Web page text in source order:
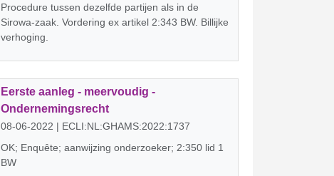
Procedure tussen dezelfde partijen als in de
Sirowa-zaak. Vordering ex artikel 2:343 BW. Billijke
verhoging.
Eerste aanleg - meervoudig -
Ondernemingsrecht
08-06-2022 | ECLI:NL:GHAMS:2022:1737
OK; Enquête; aanwijzing onderzoeker; 2:350 lid 1
BW